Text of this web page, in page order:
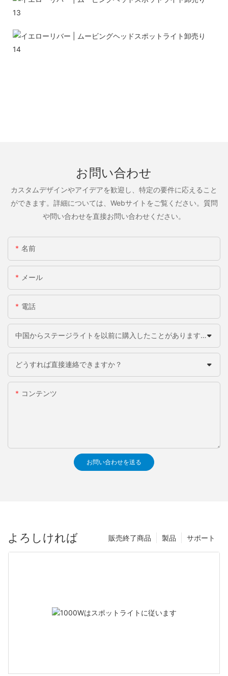
お問い合わせ
カスタムデザインやアイデアを歓迎し、特定の要件に応えること
ができます。詳細については、Webサイトをご覧ください。質問
や問い合わせを直接お問い合わせください。
名前
メール
電話
中国からステージライトを以前に購入したことがありますか？
どうすれば直接連絡できますか？
コンテンツ
お問い合わせを送る
よろしければ サポート
製品
販売終了商品